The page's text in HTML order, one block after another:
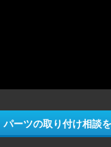
パーツの取り付け相談